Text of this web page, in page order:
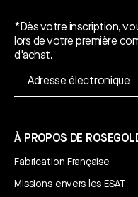
*Dès votre inscription,
lors de votre première
d'achat.
À PROPOS DE
Fabrication Française
Missions envers les ESAT